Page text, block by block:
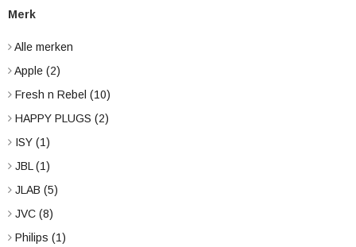
Merk
Alle merken
Apple (2)
Fresh n Rebel (10)
HAPPY PLUGS (2)
ISY (1)
JBL (1)
JLAB (5)
JVC (8)
Philips (1)